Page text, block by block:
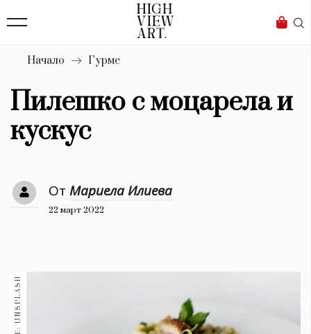
Бизнес
Мода
Dialogue
Изкуство
4340
Красота
777
Книги
Начало Гурме
Пилешко с моцарела и
кускус
От Мариела Илиева
22 март 2022